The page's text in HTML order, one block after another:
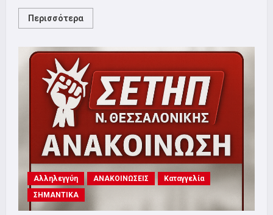
Περισσότερα
more
ΣΥΓΚΕΝΤΡΩΣΗ
6
ΑΥΓΟΥΣΤΟΥ
20:00,
ΛΕΥΚΟΣ
ΠΥΡΓΟΣ
Αλληλεγγύη ΑΝΑΚΟΙΝΩΣΕΙΣ
Καταγγελία
ΣΗΜΑΝΤΙΚΑ